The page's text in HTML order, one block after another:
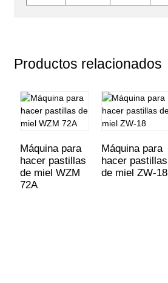
Productos relacionados
Máquina para
hacer pastillas
de miel WZM
72A
Máquina para
hacer pastillas
de miel ZW-18